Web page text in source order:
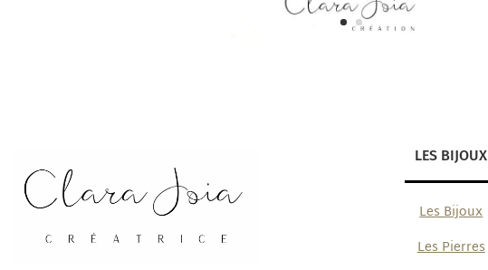
LES BIJOUX
Les Bijoux
Les Pierres